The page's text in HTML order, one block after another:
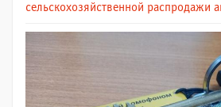
сельскохозяйственной распродажи